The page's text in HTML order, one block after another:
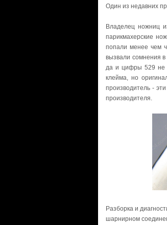
Один из недавних
Владелец ножниц
парикмахерские
попали менее чем
вызвали сомнения
да и цифры 529 не
клейма, но
производитель -
производителя.
Разборка и
шарнирном